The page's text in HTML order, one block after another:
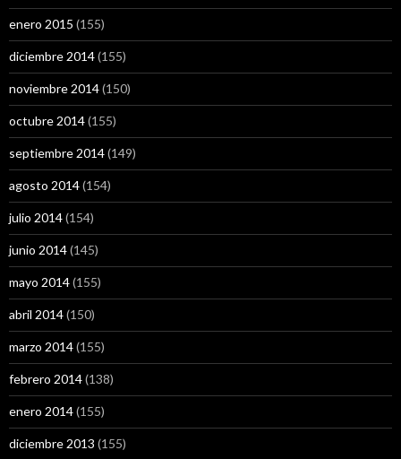
enero 2015 (155)
diciembre 2014(155)
noviembre 2014(150)
octubre 2014(155)
septiembre 2014(149)
agosto 2014(154)
julio 2014(154)
junio 2014(145)
mayo 2014(155)
abril 2014(150)
marzo 2014(155)
febrero 2014(138)
enero 2014(155)
diciembre 2013 (155)